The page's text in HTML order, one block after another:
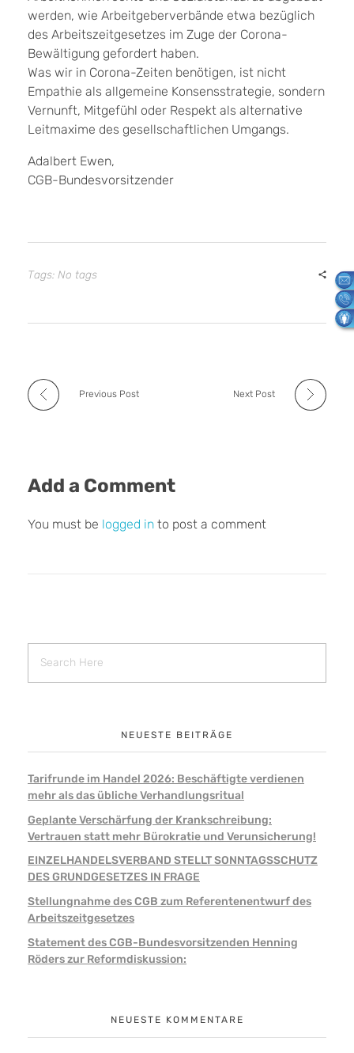
werden, wie Arbeitgeberverbände etwa bezüglich
des Arbeitszeitgesetzes im Zuge der Corona-
Bewältigung gefordert haben.
Was wir in Corona-Zeiten benötigen, ist nicht
Empathie als allgemeine Konsensstrategie, sondern
Vernunft, Mitgefühl oder Respekt als alternative
Leitmaxime des gesellschaftlichen Umgangs.
Adalbert Ewen,
CGB-Bundesvorsitzender
Tags: No tags
Previous Post Next Post
Add a Comment
You must be logged in to post a comment
NEUESTE BEITRÄGE
Tarifrunde im Handel 2026: Beschäftigte verdienen
mehr als das übliche Verhandlungsritual
Geplante Verschärfung der Krankschreibung:
Vertrauen statt mehr Bürokratie und Verunsicherung!
EINZELHANDELSVERBAND STELLT SONNTAGSSCHUTZ
DES GRUNDGESETZES IN FRAGE
Stellungnahme des CGB zum Referentenentwurf des
Arbeitszeitgesetzes
Statement des CGB-Bundesvorsitzenden Henning
Röders zur Reformdiskussion:
NEUESTE KOMMENTARE